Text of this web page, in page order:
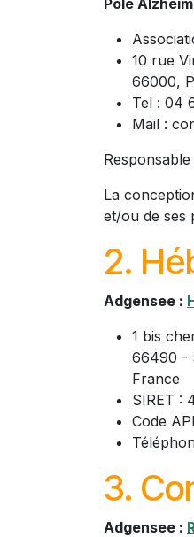
Pôle
10 rue
66000,
Tel : 04
Mail :
La
et/ou de ses
2.
Adgensee :
1 bis
66490 -
France
SIRET :
Code
3.
Adgensee :